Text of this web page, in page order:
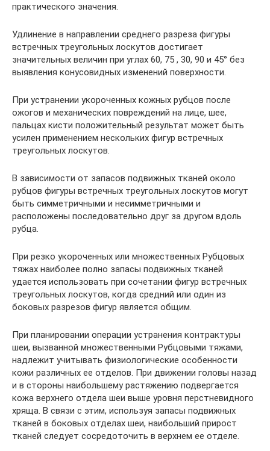
практического значения.
Удлинение в направлении среднего разреза фигуры
встречных треугольных лоскутов достигает
значительных величин при углах 60, 75 , 30, 90 и 45° без
выявления конусовидных изменений поверхности.
При устранении укороченных кожных рубцов после
ожогов и механических повреждений на лице, шее,
пальцах кисти положительный результат может быть
усилен применением нескольких фигур встречных
треугольных лоскутов.
В зависимости от запасов подвижных тканей около
рубцов фигуры встречных треугольных лоскутов могут
быть симметричными и несимметричными и
расположены последовательно друг за другом вдоль
рубца.
При резко укороченных или множественных Рубцовых
тяжах наиболее полно запасы подвижных тканей
удается использовать при сочетании фигур встречных
треугольных лоскутов, когда средний или один из
боковых разрезов фигур является общим.
При планировании операции устранения контрактуры
шеи, вызванной множественными Рубцовыми тяжами,
надлежит учитывать физиологические особенности
кожи различных ее отделов. При движении головы назад
и в стороны наибольшему растяжению подвергается
кожа верхнего отдела шеи выше уровня перстневидного
хряща. В связи с этим, используя запасы подвижных
тканей в боковых отделах шеи, наибольший прирост
тканей следует сосредоточить в верхнем ее отделе.